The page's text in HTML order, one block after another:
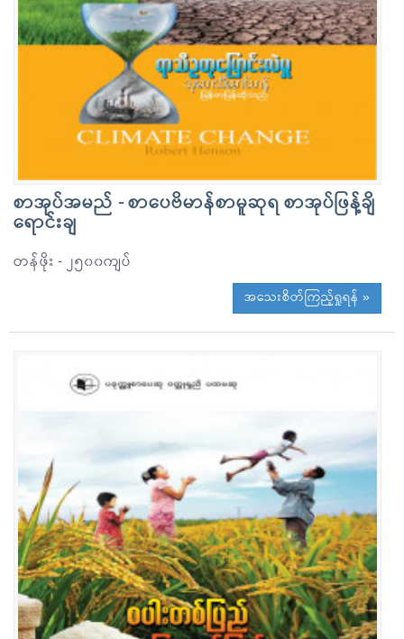
စာအုပ်အမည် - စာပေဗိမာန်စာမူဆုရ စာအုပ်ဖြန့်ချိ
ရောင်းချ
တန်ဖိုး - ၂၅၀၀ကျပ်
အသေးစိတ်ကြည့်ရှုရန် »